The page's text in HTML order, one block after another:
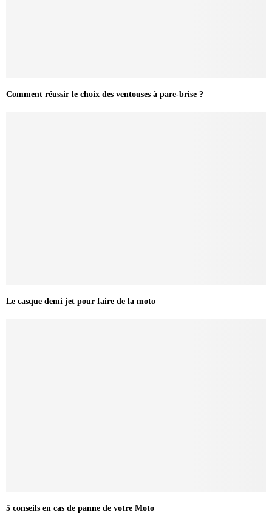
Comment réussir le choix des ventouses à pare-brise ?
Le casque demi jet pour faire de la moto
5 conseils en cas de panne de votre Moto